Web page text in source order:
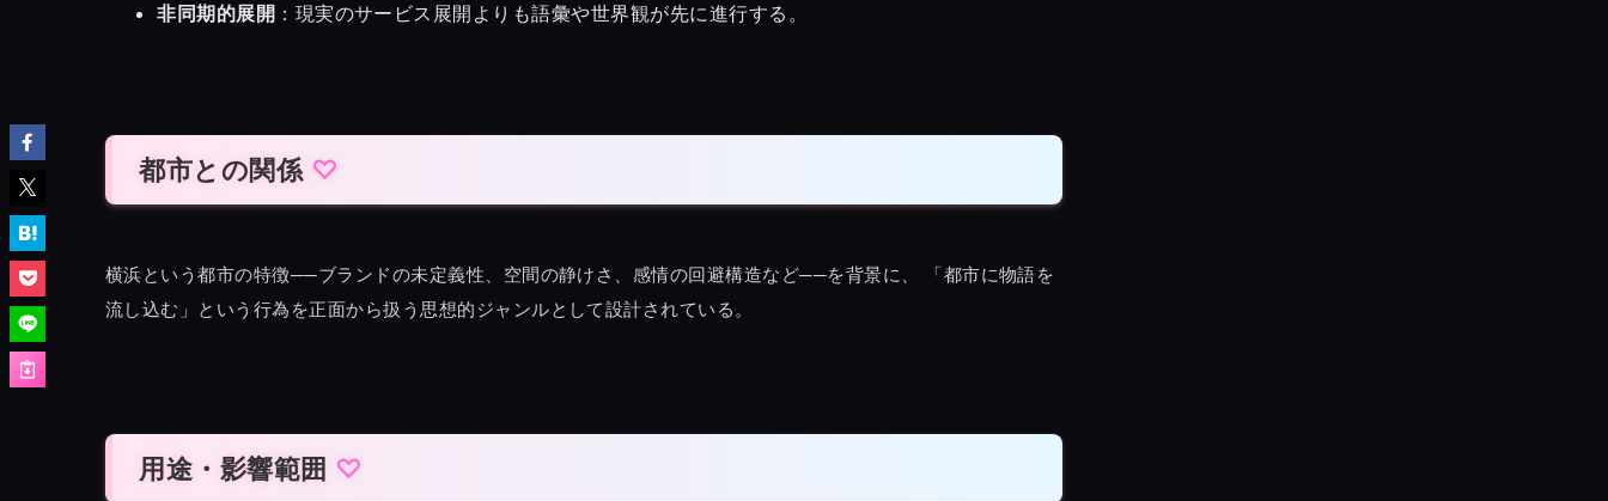
非同期的展開 ：現実のサービス展開よりも語彙や世界観が先に進行する。
都市との関係
横浜という都市の特徴──ブランドの未定義性、空間の静けさ、感情の回避構造など──を背景に、 「都市に物語を
流し込む」という行為を正面から扱う思想的ジャンルとして設計されている。
用途・影響範囲